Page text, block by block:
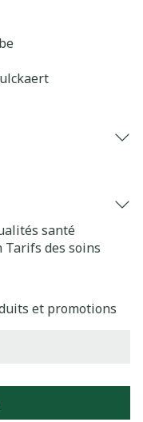
santé
Tarifs des soins
et promotions